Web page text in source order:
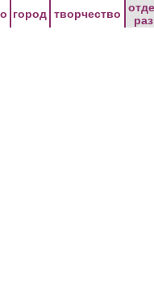
город творчество